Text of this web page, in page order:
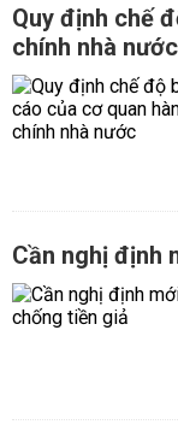
Quy định chế
chính nhà nước
Cần nghị định